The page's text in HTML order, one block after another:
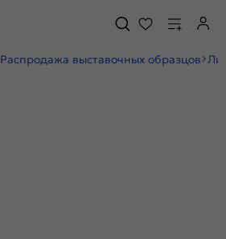
Распродажа выставочных образцов